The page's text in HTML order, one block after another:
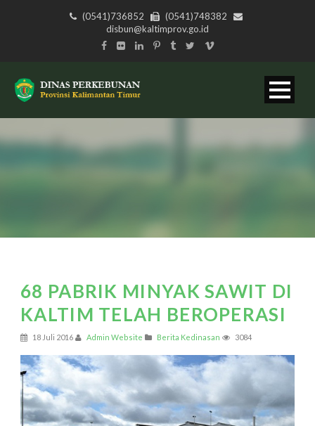
(0541)736852
(0541)748382
disbun@kaltimprov.go.id
68 PABRIK MINYAK SAWIT DI
KALTIM TELAH BEROPERASI
18 Juli 2016 Admin Website Berita Kedinasan 3084